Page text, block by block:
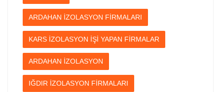
ARDAHAN İZOLASYON FİRMALARI
KARS İZOLASYON İŞİ YAPAN FİRMALAR
ARDAHAN İZOLASYON
IĞDIR İZOLASYON FİRMALARI